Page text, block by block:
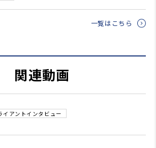
一覧はこちら
関連動画
イアントインタビュー